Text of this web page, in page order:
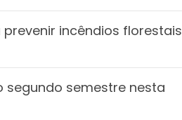
incêndios florestais
segundo semestre nesta